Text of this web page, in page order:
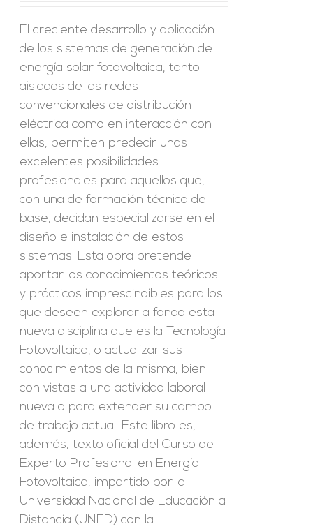
El creciente desarrollo y aplicación
de los sistemas de generación de
energía solar fotovoltaica, tanto
aislados de las redes
convencionales de distribución
eléctrica como en interacción con
ellas, permiten predecir unas
excelentes posibilidades
profesionales para aquellos que,
con una de formación técnica de
base, decidan especializarse en el
diseño e instalación de estos
sistemas. Esta obra pretende
aportar los conocimientos teóricos
y prácticos imprescindibles para los
que deseen explorar a fondo esta
nueva disciplina que es la Tecnología
Fotovoltaica, o actualizar sus
conocimientos de la misma, bien
con vistas a una actividad laboral
nueva o para extender su campo
de trabajo actual. Este libro es,
además, texto oficial del Curso de
Experto Profesional en Energía
Fotovoltaica, impartido por la
Universidad Nacional de Educación a
Distancia (UNED) con la